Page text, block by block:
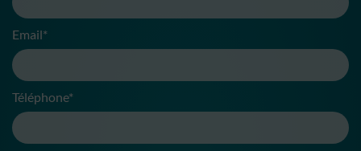
Email*
Téléphone*